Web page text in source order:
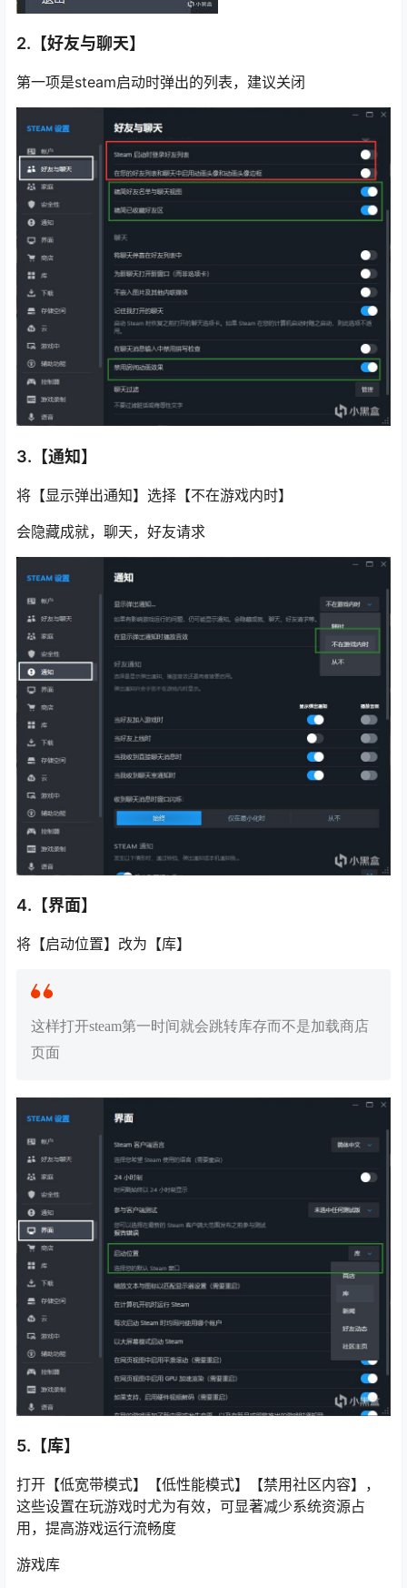
2.【好友与聊天】
第一项是steam启动时弹出的列表，建议关闭
3.【通知】
将【显示弹出通知】选择【不在游戏内时】
会隐藏成就，聊天，好友请求
4.【界面】
将【启动位置】改为【库】
这样打开steam第一时间就会跳转库存而不是加载商店
页面
5.【库】
打开【低宽带模式】【低性能模式】【禁用社区内容】，
这些设置在玩游戏时尤为有效，可显著减少系统资源占
用，提高游戏运行流畅度
游戏库